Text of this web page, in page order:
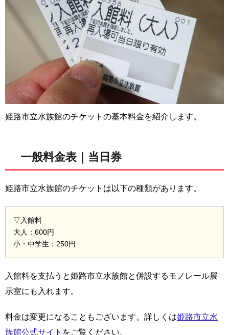
姫路市立水族館のチケットの基本料金を紹介します。
一般料金表｜当日券
姫路市立水族館のチケットは以下の種類があります。
▽入館料
大人：600円
小・中学生：250円
入館料を支払うと姫路市立水族館と併設するモノレール展
示室にも入れます。
料金は変更になることもございます。詳しくは姫路市立水
族館公式サイト をご覧ください。